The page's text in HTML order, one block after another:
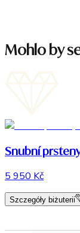
Mohlo by
Snubní
5 950 Kč
Szczegóły biżuterii